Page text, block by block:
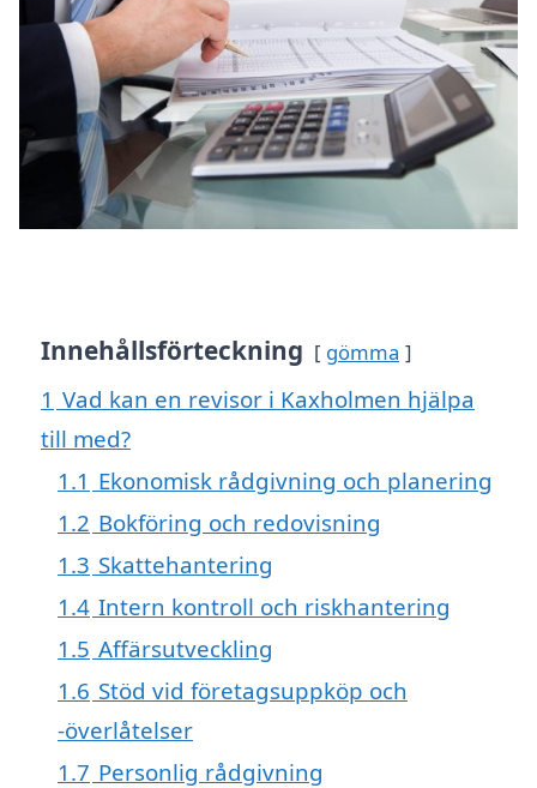
Innehållsförteckning gömma
1 Vad kan en revisor i Kaxholmen hjälpa
till med?
1.1 Ekonomisk rådgivning och planering
1.2 Bokföring och redovisning
1.3 Skattehantering
1.4 Intern kontroll och riskhantering
1.5 Affärsutveckling
1.6 Stöd vid företagsuppköp och
-överlåtelser
1.7 Personlig rådgivning